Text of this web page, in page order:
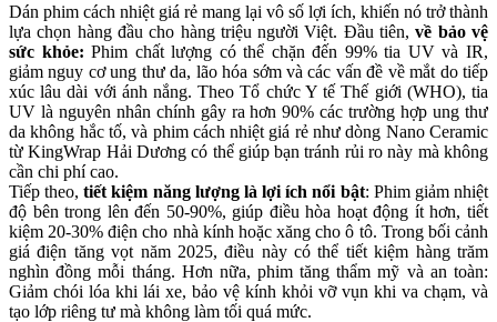
Dán phim cách nhiệt giá rẻ mang lại vô số lợi ích, khiến nó trở thành
lựa chọn hàng đầu cho hàng triệu người Việt. Đầu tiên,về bảo vệ
sức khỏe: Phim chất lượng có thể chặn đến 99% tia UV và IR,
giảm nguy cơ ung thư da, lão hóa sớm và các vấn đề về mắt do tiếp
xúc lâu dài với ánh nắng. Theo Tổ chức Y tế Thế giới (WHO), tia
UV là nguyên nhân chính gây ra hơn 90% các trường hợp ung thư
da không hắc tố, và phim cách nhiệt giá rẻ như dòng Nano Ceramic
từ KingWrap Hải Dương có thể giúp bạn tránh rủi ro này mà không
cần chi phí cao.
Tiếp theo,tiết kiệm năng lượng là lợi ích nổi bật: Phim giảm nhiệt
độ bên trong lên đến 50-90%, giúp điều hòa hoạt động ít hơn, tiết
kiệm 20-30% điện cho nhà kính hoặc xăng cho ô tô. Trong bối cảnh
giá điện tăng vọt năm 2025, điều này có thể tiết kiệm hàng trăm
nghìn đồng mỗi tháng. Hơn nữa, phim tăng thẩm mỹ và an toàn:
Giảm chói lóa khi lái xe, bảo vệ kính khỏi vỡ vụn khi va chạm, và
tạo lớp riêng tư mà không làm tối quá mức.